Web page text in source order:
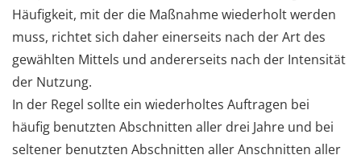
Häufigkeit, mit der die Maßnahme wiederholt werden
muss, richtet sich daher einerseits nach der Art des
gewählten Mittels und andererseits nach der Intensität
der Nutzung.
In der Regel sollte ein wiederholtes Auftragen bei
häufig benutzten Abschnitten aller drei Jahre und bei
seltener benutzten Abschnitten aller Anschnitten aller